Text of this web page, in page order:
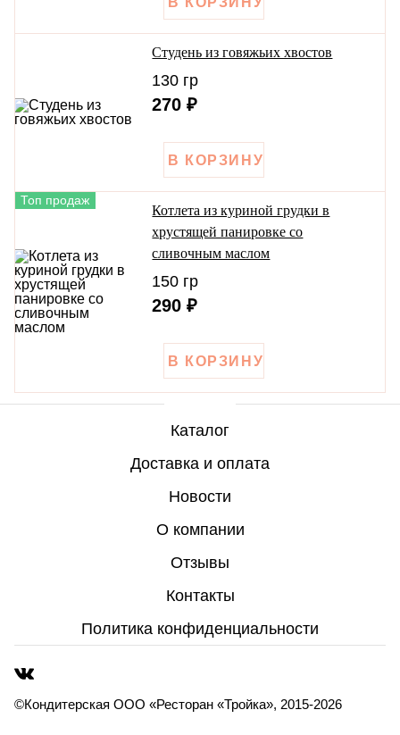
Каталог
Доставка и оплата
Новости
О компании
Отзывы
Войти
Каталог
Доставка и оплата
Новости
О компании
Отзывы
Контакты
Политика конфиденциальности
©Кондитерская ООО «Ресторан «Тройка», 2015-2026
Студень из говяжьих хвостов
130 гр
270 ₽
Топ продаж
Котлета из куриной грудки в
хрустящей панировке со
сливочным маслом
150 гр
290 ₽